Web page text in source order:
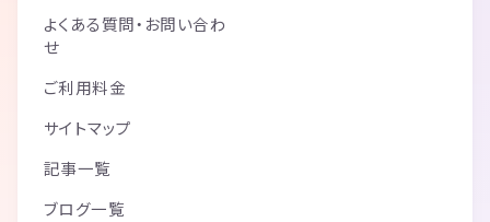
よくある質問・お問い合わ
せ
ご利用料金
サイトマップ
記事一覧
ブログ一覧